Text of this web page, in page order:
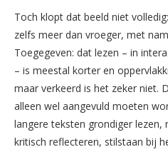
Toch klopt dat beeld niet
zelfs meer dan vroeger, met
Toegegeven: dat lezen – in
– is meestal korter en
maar verkeerd is het zeker niet.
alleen wel aangevuld moeten
langere teksten grondiger lezen,
kritisch reflecteren, stilstaan bij